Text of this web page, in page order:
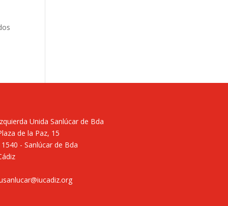
Unida Sanlúcar de Bda
de la Paz, 15
- Sanlúcar de Bda